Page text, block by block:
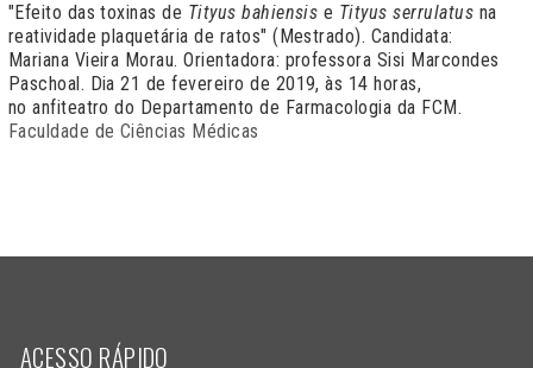
"Efeito das toxinas de Tityus bahiensis e Tityus serrulatus na
reatividade plaquetária de ratos" (Mestrado). Candidata:
Mariana Vieira Morau. Orientadora: professora Sisi Marcondes
Paschoal. Dia 21 de fevereiro de 2019, às 14 horas,
no anfiteatro do Departamento de Farmacologia da FCM.
Faculdade de Ciências Médicas
ACESSO RÁPIDO